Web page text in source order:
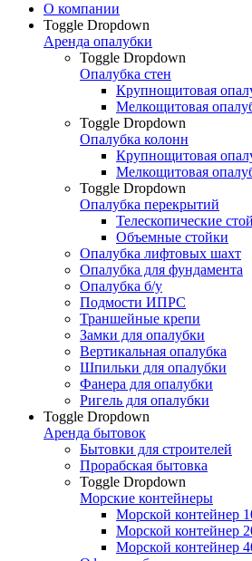
О компании
Toggle Dropdown
Аренда опалубки
Toggle Dropdown
Опалубка стен
Крупнощитовая
Мелкощитовая
Toggle Dropdown
Опалубка колонн
Крупнощитовая
Мелкощитовая
Toggle Dropdown
Опалубка перекрытий
Телескопические
Объемные стойки
Опалубка лифтовых шахт
Опалубка для фундамента
Опалубка б/у
Подмости ИПРС
Траншейные крепи
Замки для опалубки
Вертикальная опалубка
Шпильки для опалубки
Фанера для опалубки
Ригель для опалубки
Toggle Dropdown
Аренда бытовок
Бытовки для строителей
Прорабская бытовка
Toggle Dropdown
Морские контейнеры
Морской контейнер
Морской контейнер
Морской контейнер